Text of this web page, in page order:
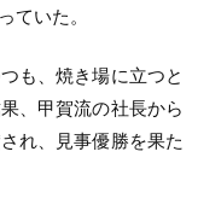
ていた。
も、焼き場に立つと
、甲賀流の社長から
れ、見事優勝を果た